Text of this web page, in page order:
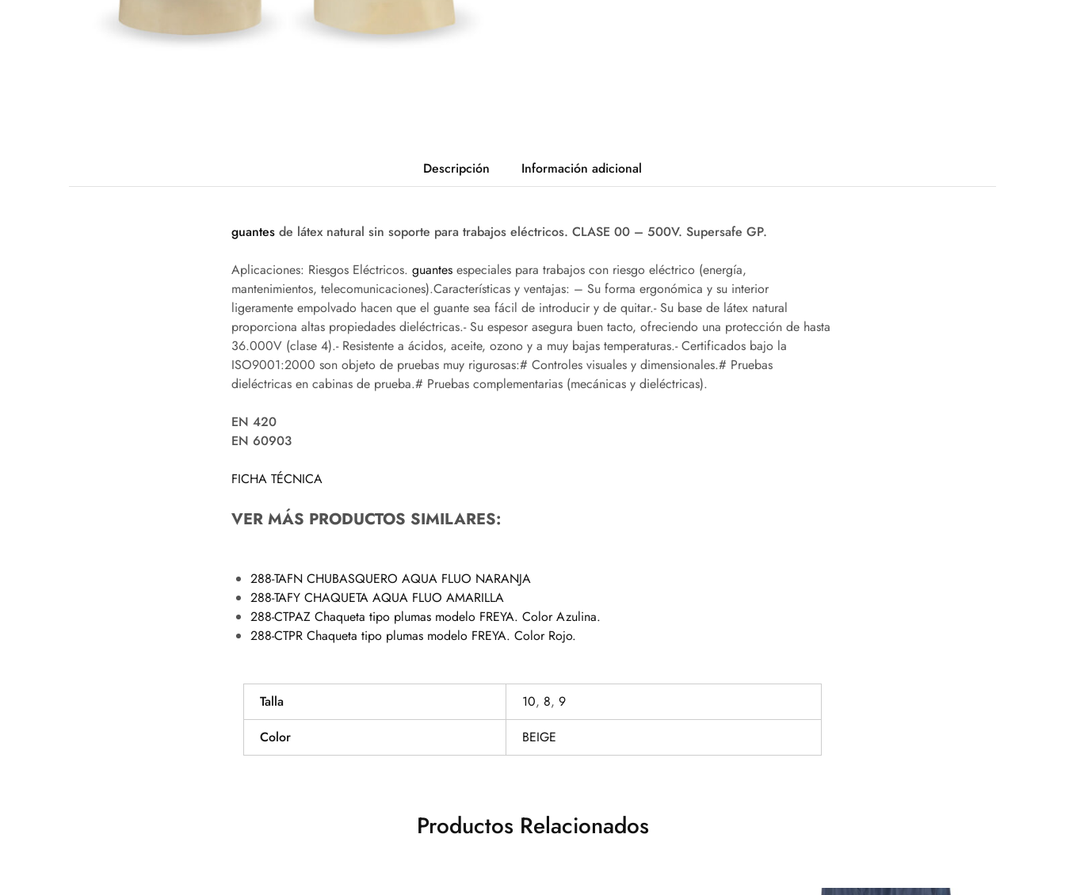
Descripción Información adicional
guantes de látex natural sin soporte para trabajos eléctricos. CLASE 00 – 500V. Supersafe GP.
Aplicaciones: Riesgos Eléctricos. guantes especiales para trabajos con riesgo eléctrico (energía,
mantenimientos, telecomunicaciones).Características y ventajas: – Su forma ergonómica y su interior
ligeramente empolvado hacen que el guante sea fácil de introducir y de quitar.- Su base de látex natural
proporciona altas propiedades dieléctricas.- Su espesor asegura buen tacto, ofreciendo una protección de hasta
36.000V (clase 4).- Resistente a ácidos, aceite, ozono y a muy bajas temperaturas.- Certificados bajo la
ISO9001:2000 son objeto de pruebas muy rigurosas:# Controles visuales y dimensionales.# Pruebas
dieléctricas en cabinas de prueba.# Pruebas complementarias (mecánicas y dieléctricas).
EN 420
EN 60903
FICHA TÉCNICA
VER MÁS PRODUCTOS SIMILARES:
288-TAFN CHUBASQUERO AQUA FLUO NARANJA
288-TAFY CHAQUETA AQUA FLUO AMARILLA
288-CTPAZ Chaqueta tipo plumas modelo FREYA. Color Azulina.
288-CTPR Chaqueta tipo plumas modelo FREYA. Color Rojo.
Talla 10, 8, 9
Color
BEIGE
Productos Relacionados